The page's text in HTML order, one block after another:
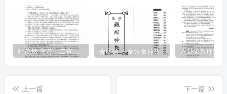
叶茂然-莲花十二宫佛家奇门面授及答疑 曹展硕-正宗铁版神数
上一篇
下一篇